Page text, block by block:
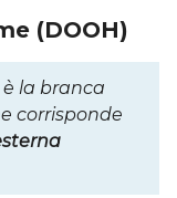
(DOOH)
è la branca
corrisponde